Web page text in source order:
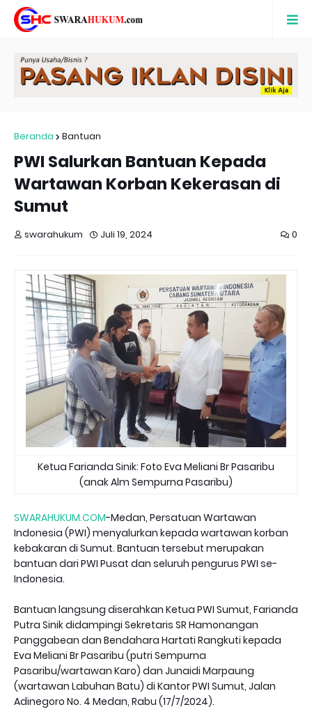
Beranda Bantuan
PWI Salurkan Bantuan Kepada
Wartawan Korban Kekerasan di
Sumut
swarahukum Juli 19, 2024 0
Ketua Farianda Sinik: Foto Eva Meliani Br Pasaribu
(anak Alm Sempurna Pasaribu)
SWARAHUKUM.COM-Medan, Persatuan Wartawan
Indonesia (PWI) menyalurkan kepada wartawan korban
kebakaran di Sumut. Bantuan tersebut merupakan
bantuan dari PWI Pusat dan seluruh pengurus PWI se-
Indonesia.
Bantuan langsung diserahkan Ketua PWI Sumut, Farianda
Putra Sinik didampingi Sekretaris SR Hamonangan
Panggabean dan Bendahara Hartati Rangkuti kepada
Eva Meliani Br Pasaribu (putri Sempurna
Pasaribu/wartawan Karo) dan Junaidi Marpaung
(wartawan Labuhan Batu) di Kantor PWI Sumut, Jalan
Adinegoro No. 4 Medan, Rabu (17/7/2024).